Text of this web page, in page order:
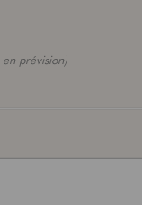
prévision)